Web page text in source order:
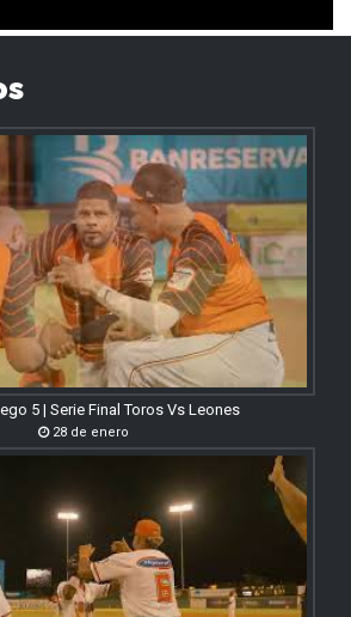
5 | Serie Final Toros Vs Leones
28 de enero